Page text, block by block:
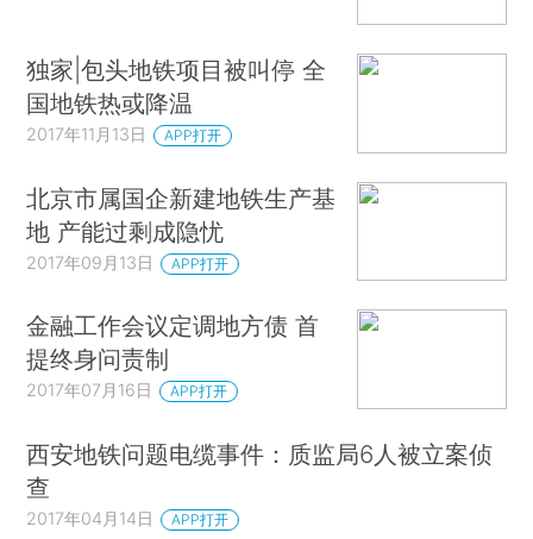
独家|包头地铁项目被叫停 全
国地铁热或降温
2017年11月13日 APP打开
北京市属国企新建地铁生产基
地 产能过剩成隐忧
2017年09月13日 APP打开
金融工作会议定调地方债 首
提终身问责制
2017年07月16日 APP打开
西安地铁问题电缆事件：质监局6人被立案侦
查
2017年04月14日 APP打开